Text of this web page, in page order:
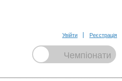
Увійти Реєстрація